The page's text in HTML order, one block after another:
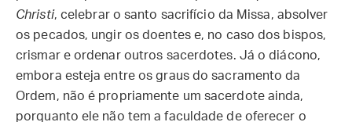
Christi, celebrar o santo sacrifício da Missa, absolver
os pecados, ungir os doentes e, no caso dos bispos,
crismar e ordenar outros sacerdotes. Já o diácono,
embora esteja entre os graus do sacramento da
Ordem, não é propriamente um sacerdote ainda,
porquanto ele não tem a faculdade de oferecer o